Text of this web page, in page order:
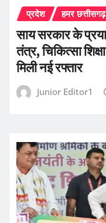
प्रदेश हमर छत्तीसगढ़
साय सरकार के
तंत्र, चिकित्सा
मिली नई रफ्तार
Junior Editor1